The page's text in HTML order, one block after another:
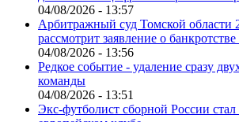
04/08/2026 - 13:57
Арбитражный суд Томской области
рассмотрит заявление о
04/08/2026 - 13:56
Редкое событие - удаление сразу
команды
04/08/2026 - 13:51
Экс-футболист сборной России стал